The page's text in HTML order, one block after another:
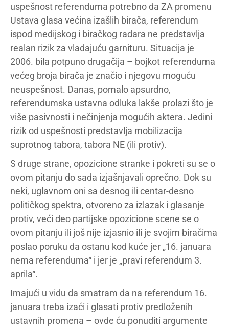
uspešnost referenduma potrebno da ZA promenu
Ustava glasa većina izašlih birača, referendum
ispod medijskog i biračkog radara ne predstavlja
realan rizik za vladajuću garnituru. Situacija je
2006. bila potpuno drugačija – bojkot referenduma
većeg broja birača je značio i njegovu moguću
neuspešnost. Danas, pomalo apsurdno,
referendumska ustavna odluka lakše prolazi što je
više pasivnosti i nečinjenja mogućih aktera. Jedini
rizik od uspešnosti predstavlja mobilizacija
suprotnog tabora, tabora NE (ili protiv).
S druge strane, opozicione stranke i pokreti su se o
ovom pitanju do sada izjašnjavali oprečno. Dok su
neki, uglavnom oni sa desnog ili centar-desno
političkog spektra, otvoreno za izlazak i glasanje
protiv, veći deo partijske opozicione scene se o
ovom pitanju ili još nije izjasnio ili je svojim biračima
poslao poruku da ostanu kod kuće jer „16. januara
nema referenduma“ i jer je „pravi referendum 3.
aprila“.
Imajući u vidu da smatram da na referendum 16.
januara treba izaći i glasati protiv predloženih
ustavnih promena – ovde ću ponuditi argumente